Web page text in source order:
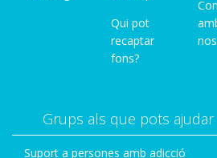
Qui pot
recaptar
fons?
Grups als que pots
Suport a persones amb adicció